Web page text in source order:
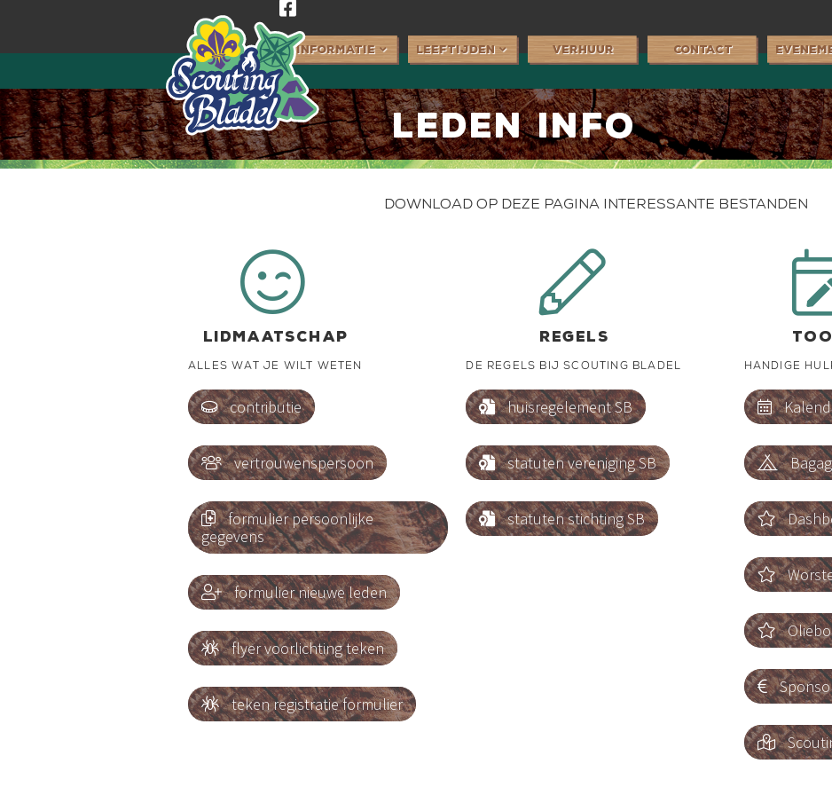

Informatie  leeftijden  verhuur Contact
LEDEN INFO
download op deze pagina interessante bestanden

LIDMAATSCHAP
Alles wat je wilt weten
 contributie
 vertrouwenspersoon

formulier persoonlijke
gegevens
 formulier nieuwe leden
 flyer voorlichting teken
 teken registratie formulier

regels
de regels bij scouting bladel
 huisregelement SB
 statuten vereniging SB
 statuten stichting SB
handige






